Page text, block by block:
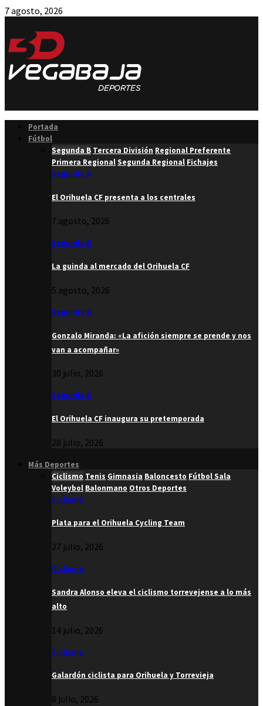
7 agosto, 2026
Portada
Fútbol
Segunda B Tercera División Regional Preferente
Primera RegionalSegunda Regional Fichajes
Segunda B
El Orihuela CF presenta a los centrales
7 agosto, 2026
Segunda B
La guinda al mercado del Orihuela CF
5 agosto, 2026
Segunda B
Gonzalo Miranda: «La afición siempre se prende y nos
van a acompañar»
30 julio, 2026
Segunda B
El Orihuela CF inaugura su pretemporada
28 julio, 2026
Más Deportes
Ciclismo Tenis Gimnasia Baloncesto Fútbol Sala
Voleybol Balonmano Otros Deportes
Ciclismo
Plata para el Orihuela Cycling Team
27 julio, 2026
Ciclismo
Sandra Alonso eleva el ciclismo torrevejense a lo más
alto
14 julio, 2026
Ciclismo
Galardón ciclista para Orihuela y Torrevieja
8 julio, 2026